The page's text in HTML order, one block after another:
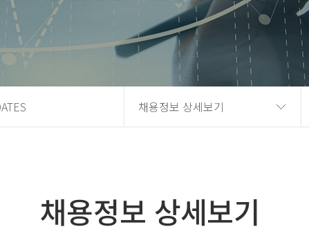
채용정보 상세보기
채용정보 상세보기